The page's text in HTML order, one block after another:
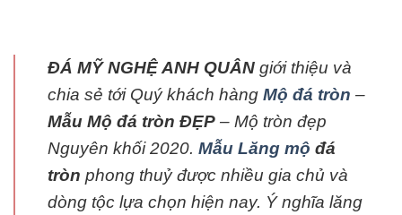
ĐÁ MỸ NGHỆ ANH QUÂN giới thiệu và
chia sẻ tới Quý khách hàng Mộ đá tròn –
Mẫu Mộ đá tròn ĐẸP – Mộ tròn đẹp
Nguyên khối 2020. Mẫu Lăng mộ đá
tròn phong thuỷ được nhiều gia chủ và
dòng tộc lựa chọn hiện nay. Ý nghĩa lăng